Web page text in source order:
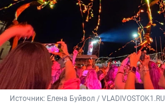
Источник: Елена Буйвол / VLADIVOSTOK1.RU